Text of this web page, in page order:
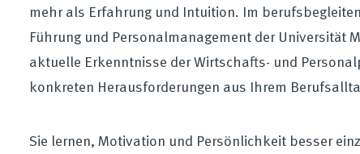
mehr als Erfahrung und Intuition. Im
Führung und Personalmanagement der Universität
aktuelle Erkenntnisse der Wirtschafts- und
konkreten Herausforderungen aus Ihrem
Sie lernen, Motivation und Persönlichkeit besser